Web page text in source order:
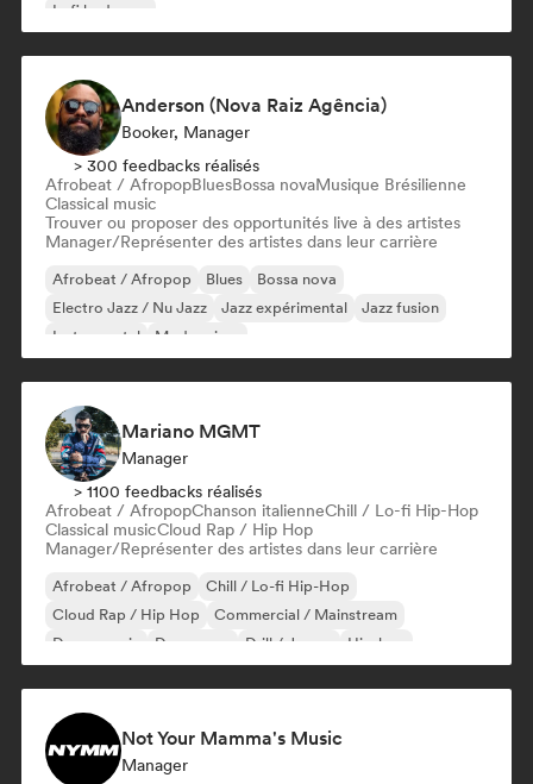
Lofi bedroom
Anderson (Nova Raiz Agência)
Booker, Manager
> 300 feedbacks réalisés
Afrobeat / AfropopBluesBossa novaMusique Brésilienne
Classical music
Trouver ou proposer des opportunités live à des artistes
Manager/Représenter des artistes dans leur carrière
Afrobeat / Afropop Blues
Bossa nova
Electro Jazz / Nu Jazz
Jazz expérimental
Jazz fusion
Instrumental
Modern jazz
Mariano MGMT
Manager
> 1100 feedbacks réalisés
Afrobeat / AfropopChanson italienneChill / Lo-fi Hip-Hop
Classical musicCloud Rap / Hip Hop
Manager/Représenter des artistes dans leur carrière
Afrobeat / Afropop
Chill / Lo-fi Hip-Hop
Cloud Rap / Hip Hop
Commercial / Mainstream
Dance music
Dance pop Drill / Jersey Hip-hop
Not Your Mamma's Music
Manager